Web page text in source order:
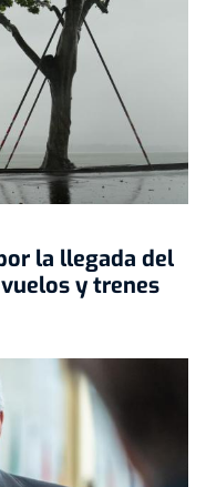
la llegada del
y trenes